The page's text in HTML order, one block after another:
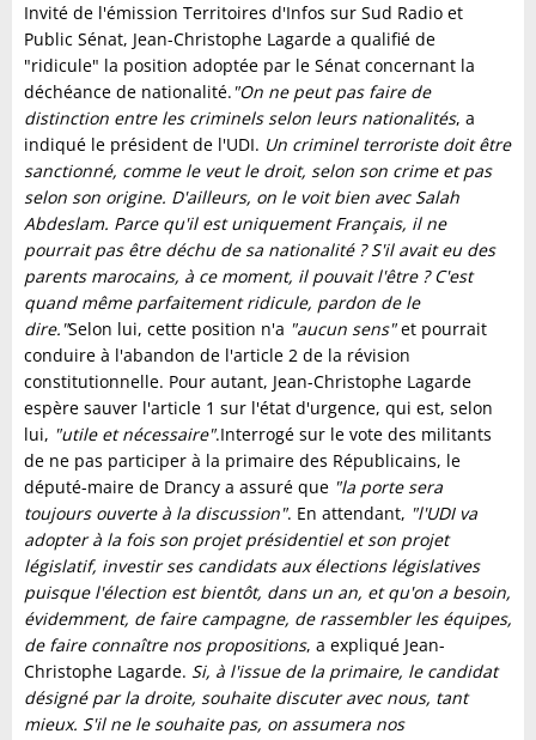
Invité de l'émission Territoires d'Infos sur Sud Radio et
Public Sénat, Jean-Christophe Lagarde a qualifié de
"ridicule" la position adoptée par le Sénat concernant la
déchéance de nationalité."On ne peut pas faire de
distinction entre les criminels selon leurs nationalités, a
indiqué le président de l'UDI. Un criminel terroriste doit être
sanctionné, comme le veut le droit, selon son crime et pas
selon son origine. D'ailleurs, on le voit bien avec Salah
Abdeslam. Parce qu'il est uniquement Français, il ne
pourrait pas être déchu de sa nationalité ? S'il avait eu des
parents marocains, à ce moment, il pouvait l'être ? C'est
quand même parfaitement ridicule, pardon de le
dire."Selon lui, cette position n'a "aucun sens"et pourrait
conduire à l'abandon de l'article 2 de la révision
constitutionnelle. Pour autant, Jean-Christophe Lagarde
espère sauver l'article 1 sur l'état d'urgence, qui est, selon
lui, "utile et nécessaire".Interrogé sur le vote des militants
de ne pas participer à la primaire des Républicains, le
député-maire de Drancy a assuré que "la porte sera
toujours ouverte à la discussion". En attendant, "l'UDI va
adopter à la fois son projet présidentiel et son projet
législatif, investir ses candidats aux élections législatives
puisque l'élection est bientôt, dans un an, et qu'on a besoin,
évidemment, de faire campagne, de rassembler les équipes,
de faire connaître nos propositions, a expliqué Jean-
Christophe Lagarde. Si, à l'issue de la primaire, le candidat
désigné par la droite, souhaite discuter avec nous, tant
mieux. S'il ne le souhaite pas, on assumera nos